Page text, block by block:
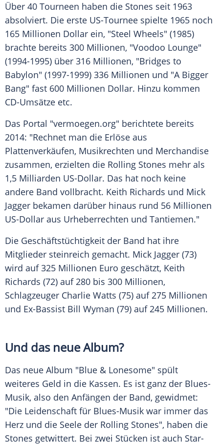
Über 40 Tourneen haben die Stones seit 1963
absolviert. Die erste US-Tournee spielte 1965 noch
165 Millionen Dollar ein, "Steel Wheels" (1985)
brachte bereits 300 Millionen, "Voodoo Lounge"
(1994-1995) über 316 Millionen, "Bridges to
Babylon" (1997-1999) 336 Millionen und "A Bigger
Bang" fast 600 Millionen Dollar. Hinzu kommen
CD-Umsätze etc.
Das Portal "vermoegen.org" berichtete bereits
2014: "Rechnet man die Erlöse aus
Plattenverkäufen, Musikrechten und Merchandise
zusammen, erzielten die Rolling Stones mehr als
1,5 Milliarden US-Dollar. Das hat noch keine
andere Band vollbracht. Keith Richards und Mick
Jagger bekamen darüber hinaus rund 56 Millionen
US-Dollar aus Urheberrechten und Tantiemen."
Die Geschäftstüchtigkeit der Band hat ihre
Mitglieder steinreich gemacht. Mick Jagger (73)
wird auf 325 Millionen Euro geschätzt, Keith
Richards (72) auf 280 bis 300 Millionen,
Schlagzeuger Charlie Watts (75) auf 275 Millionen
und Ex-Bassist Bill Wyman (79) auf 245 Millionen.
Und das neue Album?
Das neue Album "Blue & Lonesome" spült
weiteres Geld in die Kassen. Es ist ganz der Blues-
Musik, also den Anfängen der Band, gewidmet:
"Die Leidenschaft für Blues-Musik war immer das
Herz und die Seele der Rolling Stones", haben die
Stones getwittert. Bei zwei Stücken ist auch Star-